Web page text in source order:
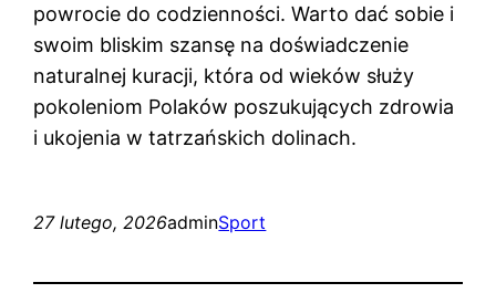
powrocie do codzienności. Warto dać sobie i
swoim bliskim szansę na doświadczenie
naturalnej kuracji, która od wieków służy
pokoleniom Polaków poszukujących zdrowia
i ukojenia w tatrzańskich dolinach.
27 lutego, 2026adminSport